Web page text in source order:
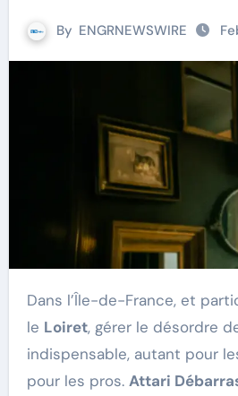
By ENGRNEWSWIRE
Dans l’Île-de-France, et particulièrement dans
le Loiret, gérer le désordre
indispensable, autant pour
pour les pros. Attari